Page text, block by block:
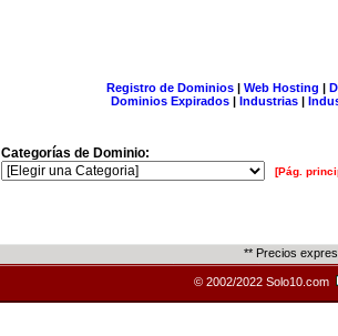
Registro de Dominios| Web Hosting |
Dominios Expirados | Industrias |
Categorías de Dominio:
[Pág.
** Precios
© 2002/2022 Solo10.com